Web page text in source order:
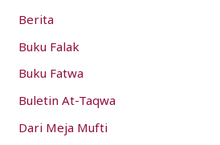
f
o
r
:
Berita
Buku Falak
Buku Fatwa
Buletin At-Taqwa
Dari Meja Mufti